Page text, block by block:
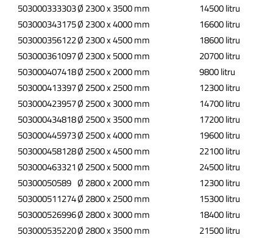
503000333303Ø 2300 x 3500 mm
14500 litru
503000343175Ø 2300 x 4000 mm
16600 litru
503000356122Ø 2300 x 4500 mm
18600 litru
503000361097Ø 2300 x 5000 mm
20700 litru
503000407418Ø 2500 x 2000 mm
9800 litru
503000413397Ø 2500 x 2500 mm
12300 litru
503000423957Ø 2500 x 3000 mm
14700 litru
503000434818Ø 2500 x 3500 mm
17200 litru
503000445973Ø 2500 x 4000 mm
19600 litru
503000458128Ø 2500 x 4500 mm
22100 litru
503000463321Ø 2500 x 5000 mm
24500 litru
50300050589 Ø 2800 x 2000 mm
12300 litru
503000511274Ø 2800 x 2500 mm
15300 litru
503000526996Ø 2800 x 3000 mm
18400 litru
503000535220Ø 2800 x 3500 mm
21500 litru